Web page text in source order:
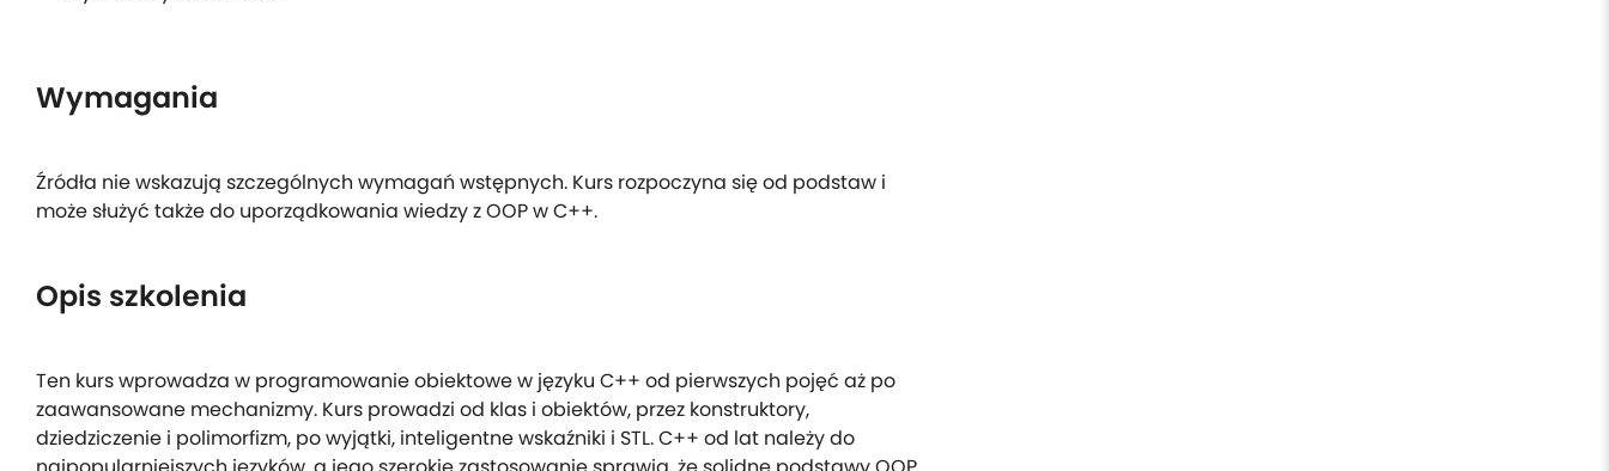
Wymagania
Źródła nie wskazują szczególnych wymagań wstępnych. Kurs rozpoczyna się od podstaw i
może służyć także do uporządkowania wiedzy z OOP w C++.
Opis szkolenia
Ten kurs wprowadza w programowanie obiektowe w języku C++ od pierwszych pojęć aż po
zaawansowane mechanizmy. Kurs prowadzi od klas i obiektów, przez konstruktory,
dziedziczenie i polimorfizm, po wyjątki, inteligentne wskaźniki i STL. C++ od lat należy do